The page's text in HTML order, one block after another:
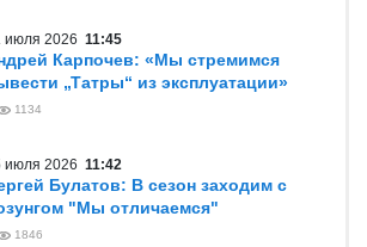
июля 2026 11:45
Карпочев: «Мы стремимся
„Татры“ из эксплуатации»
1134
июля 2026 11:42
Булатов: В сезон заходим с
"Мы отличаемся"
1846